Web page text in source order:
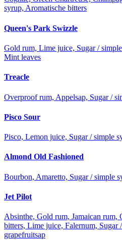
syrup, Aromatische bitters
Queen's Park Swizzle
Gold rum, Lime juice, Sugar /
Mint leaves
Treacle
Overproof rum, Appelsap, Sugar /
Pisco Sour
Pisco, Lemon juice, Sugar / simple
Almond Old Fashioned
Bourbon, Amaretto, Sugar / simple
Jet Pilot
Absinthe, Gold rum, Jamaican rum,
bitters, Lime juice, Falernum, Sugar
grapefruitsap